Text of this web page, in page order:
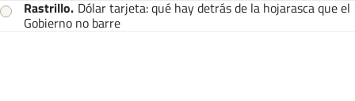
Rastrillo. Dólar tarjeta: qué hay detrás de la hojarasca que el
Gobierno no barre